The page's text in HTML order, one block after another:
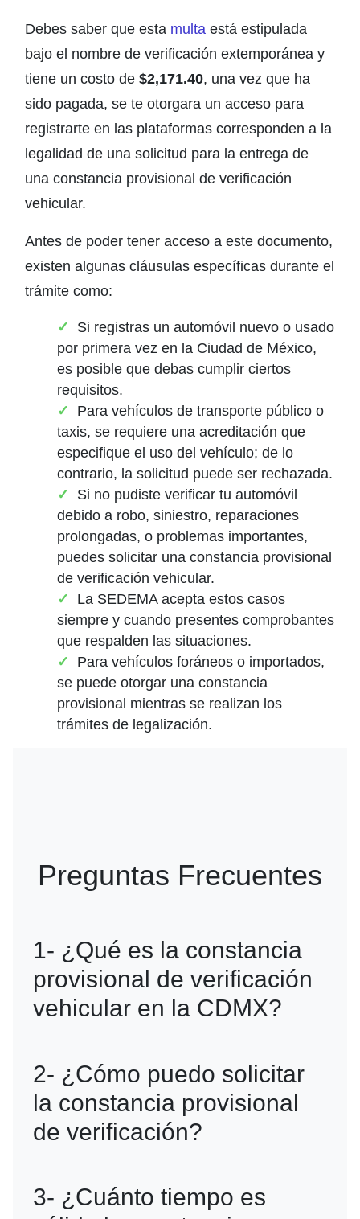
Debes saber que esta multa está estipulada
bajo el nombre de verificación extemporánea y
tiene un costo de $2,171.40, una vez que ha
sido pagada, se te otorgara un acceso para
registrarte en las plataformas corresponden a la
legalidad de una solicitud para la entrega de
una constancia provisional de verificación
vehicular.
Antes de poder tener acceso a este documento,
existen algunas cláusulas específicas durante el
trámite como:
Si registras un automóvil nuevo o usado
por primera vez en la Ciudad de México,
es posible que debas cumplir ciertos
requisitos.
Para vehículos de transporte público o
taxis, se requiere una acreditación que
especifique el uso del vehículo; de lo
contrario, la solicitud puede ser rechazada.
Si no pudiste verificar tu automóvil
debido a robo, siniestro, reparaciones
prolongadas, o problemas importantes,
puedes solicitar una constancia provisional
de verificación vehicular.
La SEDEMA acepta estos casos
siempre y cuando presentes comprobantes
que respalden las situaciones.
Para vehículos foráneos o importados,
se puede otorgar una constancia
provisional mientras se realizan los
trámites de legalización.
Preguntas Frecuentes
1- ¿Qué es la constancia
provisional de verificación
vehicular en la CDMX?
permite circular a los vehículos que no
han podido verificar debido a
circunstancias excepcionales, como
los verificentros.
2- ¿Cómo puedo solicitar
la constancia provisional
de verificación?
página oficial de la Secretaría del
3- ¿Cuánto tiempo es